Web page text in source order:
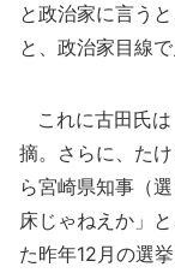
と政治家に言う
と、政治家目線
これに古田氏は
摘。さらに、た
ら宮崎県知事（
床じゃねえか」
た昨年12月の選